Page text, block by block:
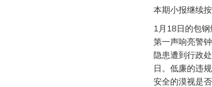
本期小报继续
1月18日的包
第一声响亮警
隐患遭到行政
日。低廉的违
安全的漠视是